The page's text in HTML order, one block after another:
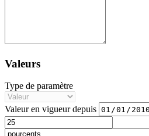
Valeurs
Type de paramètre
Valeur en vigueur depuis